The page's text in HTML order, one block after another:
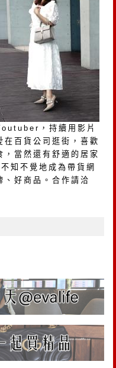
，持續用影片
在百貨公司逛街，喜歡
當然還有舒適的居家
不知不覺地成為帶貨網
、好商品。合作請洽